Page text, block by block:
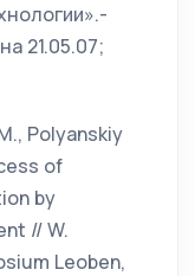
21.05.07;
Polyanskiy
of
by
// W.
Leoben,